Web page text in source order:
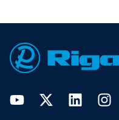
Footer
YouTubeTwitterLinkedIn